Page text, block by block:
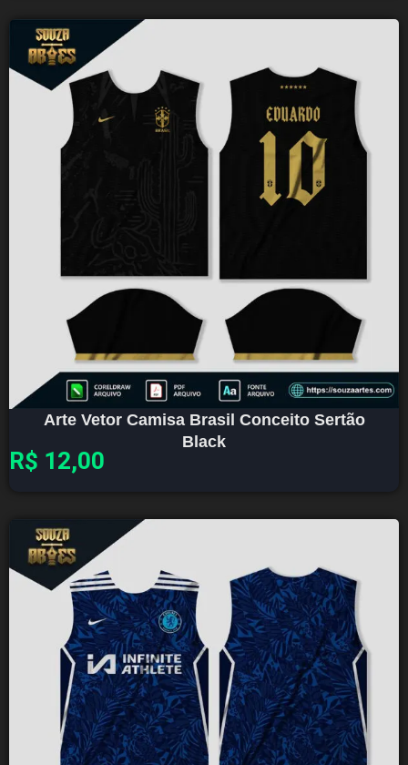
Arte Vetor Camisa Brasil Conceito Sertão
Black
R$ 12,00